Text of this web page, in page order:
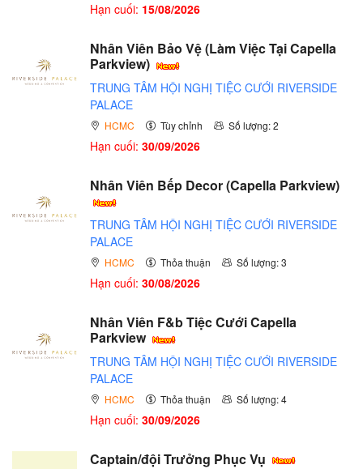
Hạn cuối: 15/08/2026
Nhân Viên Bảo Vệ (Làm Việc Tại Capella
Parkview)
TRUNG TÂM HỘI NGHỊ TIỆC CƯỚI RIVERSIDE
PALACE
HCMC Tùy chỉnh Số lượng: 2
Hạn cuối: 30/09/2026
Nhân Viên Bếp Decor (Capella Parkview)
TRUNG TÂM HỘI NGHỊ TIỆC CƯỚI RIVERSIDE
PALACE
HCMC Thỏa thuận Số lượng: 3
Hạn cuối: 30/08/2026
Nhân Viên F&b Tiệc Cưới Capella
Parkview
TRUNG TÂM HỘI NGHỊ TIỆC CƯỚI RIVERSIDE
PALACE
HCMC Thỏa thuận Số lượng: 4
Hạn cuối: 30/09/2026
Captain/đội Trưởng Phục Vụ